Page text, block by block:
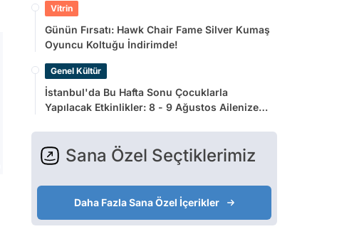
Vitrin
Günün Fırsatı: Hawk Chair Fame Silver Kumaş
Oyuncu Koltuğu İndirimde!
Genel Kültür
İstanbul'da Bu Hafta Sonu Çocuklarla
Yapılacak Etkinlikler: 8 - 9 Ağustos Ailenize
Sana Özel Seçtiklerimiz
Daha Fazla Sana Özel İçerikler